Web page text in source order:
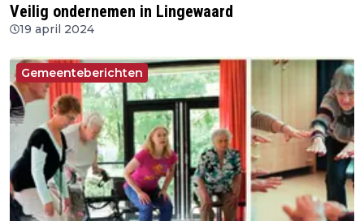
Veilig ondernemen in Lingewaard
19 april 2024
Gemeenteberichten